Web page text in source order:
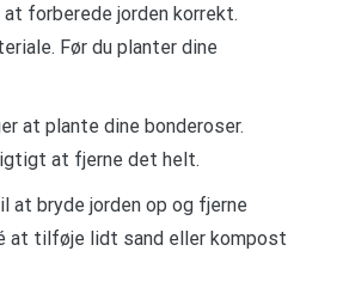
forberede jorden korrekt.
Før du planter dine
at plante dine bonderoser.
at fjerne det helt.
at bryde jorden op og fjerne
at tilføje lidt sand eller kompost